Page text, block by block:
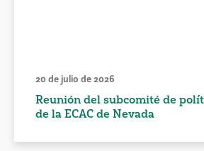
20 de julio de 2026
Reunión del subcomité de
de la ECAC de Nevada